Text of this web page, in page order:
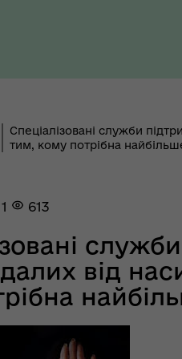
представництво
з прав людини у
області
Спеціалізовані служби
тим, кому потрібна
613
від